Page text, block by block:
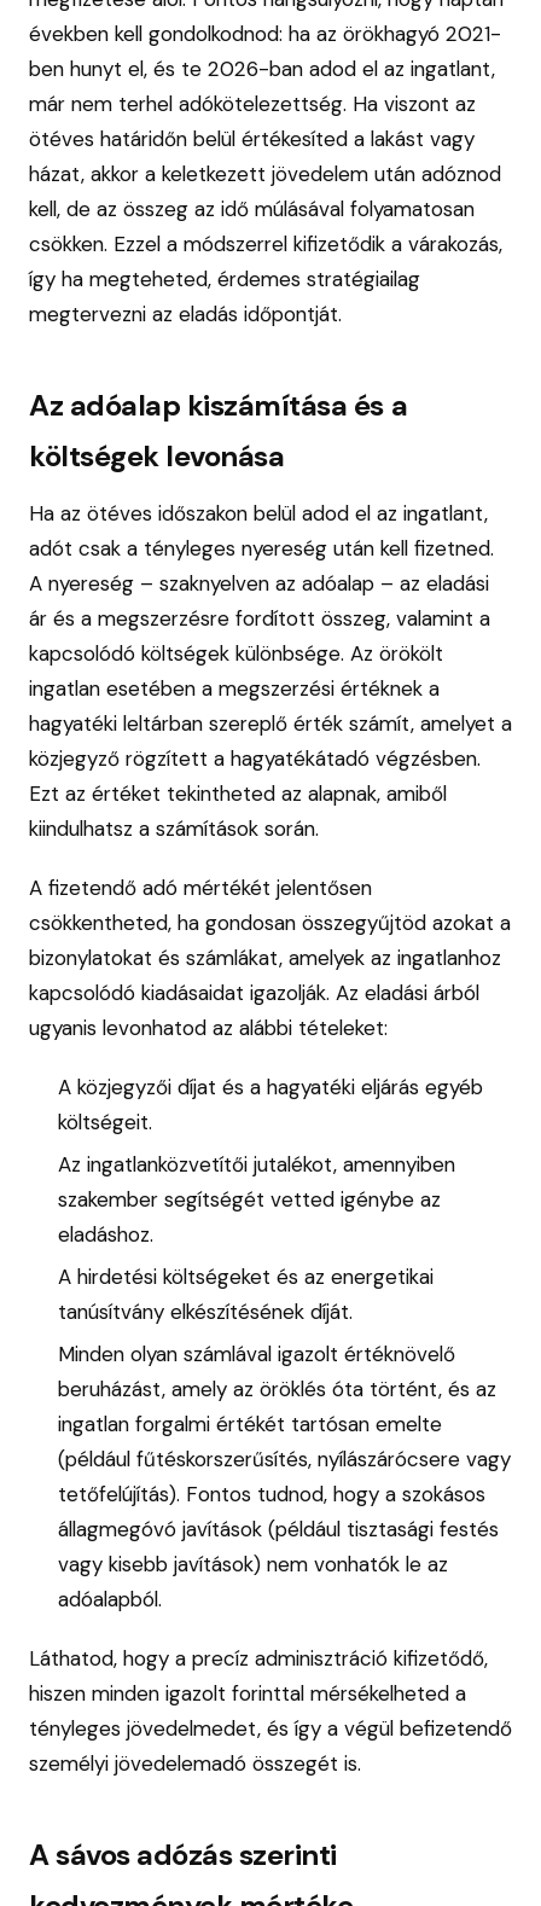
években kell gondolkodnod: ha az örökhagyó 2021-
ben hunyt el, és te 2026-ban adod el az ingatlant,
már nem terhel adókötelezettség. Ha viszont az
ötéves határidőn belül értékesíted a lakást vagy
házat, akkor a keletkezett jövedelem után adóznod
kell, de az összeg az idő múlásával folyamatosan
csökken. Ezzel a módszerrel kifizetődik a várakozás,
így ha megteheted, érdemes stratégiailag
megtervezni az eladás időpontját.
Az adóalap kiszámítása és a
költségek levonása
Ha az ötéves időszakon belül adod el az ingatlant,
adót csak a tényleges nyereség után kell fizetned.
A nyereség – szaknyelven az adóalap – az eladási
ár és a megszerzésre fordított összeg, valamint a
kapcsolódó költségek különbsége. Az örökölt
ingatlan esetében a megszerzési értéknek a
hagyatéki leltárban szereplő érték számít, amelyet a
közjegyző rögzített a hagyatékátadó végzésben.
Ezt az értéket tekintheted az alapnak, amiből
kiindulhatsz a számítások során.
A fizetendő adó mértékét jelentősen
csökkentheted, ha gondosan összegyűjtöd azokat a
bizonylatokat és számlákat, amelyek az ingatlanhoz
kapcsolódó kiadásaidat igazolják. Az eladási árból
ugyanis levonhatod az alábbi tételeket:
A közjegyzői díjat és a hagyatéki eljárás egyéb
költségeit.
Az ingatlanközvetítői jutalékot, amennyiben
szakember segítségét vetted igénybe az
eladáshoz.
A hirdetési költségeket és az energetikai
tanúsítvány elkészítésének díját.
Minden olyan számlával igazolt értéknövelő
beruházást, amely az öröklés óta történt, és az
ingatlan forgalmi értékét tartósan emelte
(például fűtéskorszerűsítés, nyílászárócsere vagy
tetőfelújítás). Fontos tudnod, hogy a szokásos
állagmegóvó javítások (például tisztasági festés
vagy kisebb javítások) nem vonhatók le az
adóalapból.
Láthatod, hogy a precíz adminisztráció kifizetődő,
hiszen minden igazolt forinttal mérsékelheted a
tényleges jövedelmedet, és így a végül befizetendő
személyi jövedelemadó összegét is.
A sávos adózás szerinti